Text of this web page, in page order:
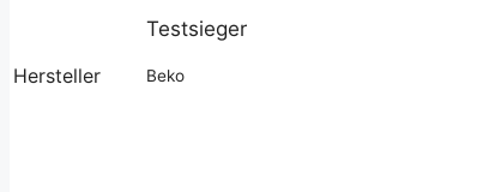
Testsieger
Hersteller
Beko